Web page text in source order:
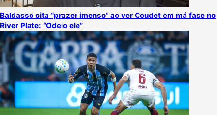
Baldasso cita “prazer imenso” ao ver Coudet em má fase no
River Plate: “Odeio ele”